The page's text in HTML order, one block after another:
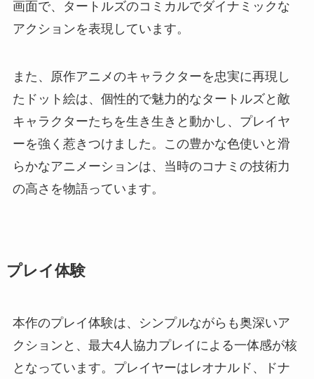
画面で、タートルズのコミカルでダイナミックな
アクションを表現しています。
また、原作アニメのキャラクターを忠実に再現し
たドット絵は、個性的で魅力的なタートルズと敵
キャラクターたちを生き生きと動かし、プレイヤ
ーを強く惹きつけました。この豊かな色使いと滑
らかなアニメーションは、当時のコナミの技術力
の高さを物語っています。
プレイ体験
本作のプレイ体験は、シンプルながらも奥深いア
クションと、最大4人協力プレイによる一体感が核
となっています。プレイヤーはレオナルド、ドナ